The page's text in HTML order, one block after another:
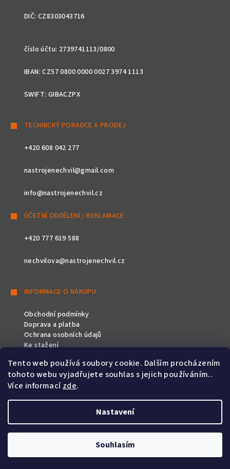
Tento web používá soubory cookie. Dalším procházením
tohoto webu vyjadřujete souhlas s jejich používáním..
Více informacízde.
Nastavení
Souhlasím
DIČ: CZ8303043716
číslo účtu: 2739741113/0800
IBAN: CZ57 0800 0000 0027 3974 1113
SWIFT: GIBACZPX
TECHNICKÝ PORADCE A PRODEJ
+420 608 042 277
nastrojenechvil@gmail.com
info@nastrojenechvil.cz
ÚČETNÍ ODDĚLENÍ / REKLAMACE
+420 777 619 588
nechvilova@nastrojenechvil.cz
INFORMACE O NÁKUPU
Obchodní podmínky
Doprava a platba
Ochrana osobních údajů
Ke stažení
SLEDUJTE NÁS
Vytvořil Shoptet&PekneWeby